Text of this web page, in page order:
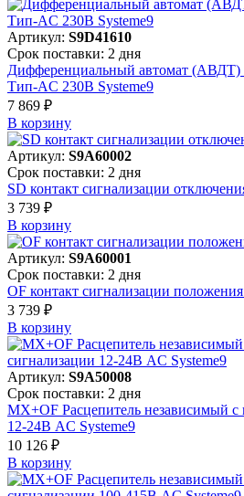
Артикул: S9D41610
Срок поставки: 2 дня
Дифференциальный автомат
Тип-AC 230В Systeme9
7 869 ₽
В корзинy
Артикул: S9A60002
Срок поставки: 2 дня
SD контакт сигнализации
3 739 ₽
В корзинy
Артикул: S9A60001
Срок поставки: 2 дня
OF контакт сигнализации
3 739 ₽
В корзинy
Артикул: S9A50008
Срок поставки: 2 дня
MX+OF Расцепитель независимый с
12-24В AC Systeme9
10 126 ₽
В корзинy